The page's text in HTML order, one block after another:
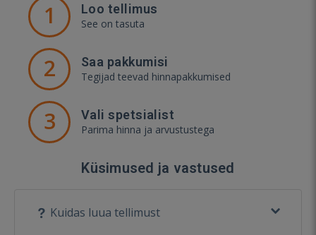
1 Loo tellimus
See on tasuta
2 Saa pakkumisi
Tegijad teevad hinnapakkumised
3 Vali spetsialist
Parima hinna ja arvustustega
Küsimused ja vastused
Kuidas luua tellimust